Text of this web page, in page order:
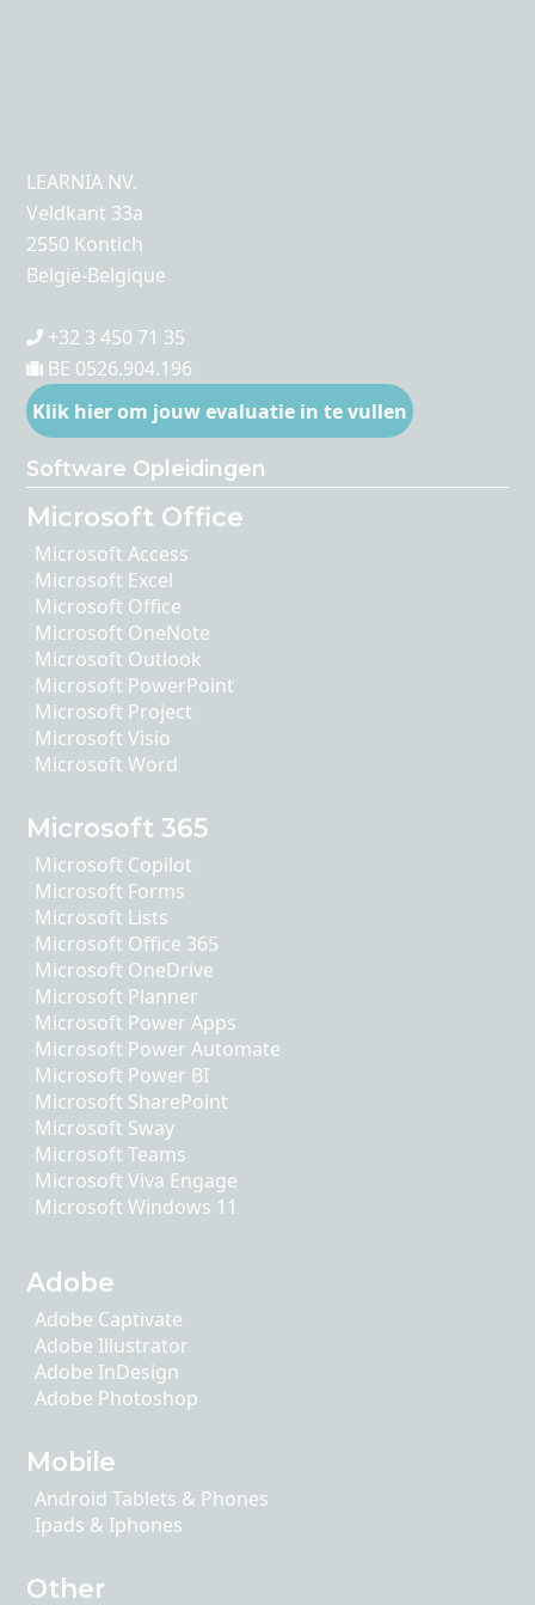
LEARNIA NV.
Veldkant 33a
2550 Kontich
België-Belgique
+32 3 450 71 35
BE 0526.904.196
Klik hier om jouw evaluatie in te vullen
Software Opleidingen
Microsoft Office
Microsoft Access
Microsoft Excel
Microsoft Office
Microsoft OneNote
Microsoft Outlook
Microsoft PowerPoint
Microsoft Project
Microsoft Visio
Microsoft Word
Microsoft 365
Microsoft Copilot
Microsoft Forms
Microsoft Lists
Microsoft Office 365
Microsoft OneDrive
Microsoft Planner
Microsoft Power Apps
Microsoft Power Automate
Microsoft Power BI
Microsoft SharePoint
Microsoft Sway
Microsoft Teams
Microsoft Viva Engage
Microsoft Windows 11
Adobe
Adobe Captivate
Adobe Illustrator
Adobe InDesign
Adobe Photoshop
Mobile
Android Tablets & Phones
Ipads & Iphones
Other